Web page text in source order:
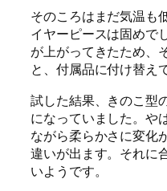
そのころはまだ気温も
イヤーピースは固めで
が上がってきたため、
と、付属品に付け替え
試した結果、きのこ型
になっていました。や
ながら柔らかさに変化
違いが出ます。それに
いようです。